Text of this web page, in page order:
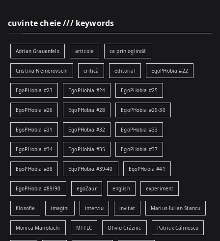
cuvinte cheie /// keywords
Adrian Grauenfels articole ca prin oglindă
Cristina Nemerovschi critică editorial EgoPHobia #22
EgoPHobia #23 EgoPHobia #24 EgoPHobia #25
EgoPHobia #26 EgoPHobia #28 EgoPHobia #29-30
EgoPHobia #31 EgoPHobia #32 EgoPHobia #33
EgoPHobia #34 EgoPHobia #35 EgoPHobia #37
EgoPHobia #38 EgoPHobia #39-40 EgoPHobia #41
EgoPHobia #89/90 egoZaur english experiment
filosofie imagini interviu invitat Marius-Iulian Stancu
Monica Manolachi MTTLC Oliviu Crâznic Patrick Călinescu